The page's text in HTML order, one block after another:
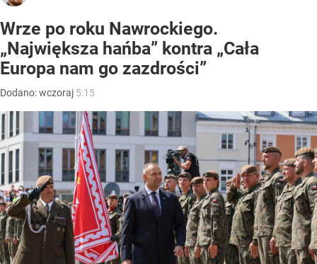
Wrze po roku Nawrockiego.
„Największa hańba” kontra „Cała
Europa nam go zazdrości”
Dodano:wczoraj 5:15